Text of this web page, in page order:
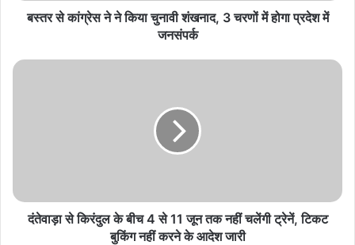
खेल देखने को मिलेगा
August 8, 2026
‘रामायणम्’ की भारत से पहले विदेशों में होगी रिलीज, जानें नमित
August 8, 2026
बस्तर से कांग्रेस ने ने किया चुनावी शंखनाद, 3 चरणों में होगा प्रदेश में
जनसंपर्क
दंतेवाड़ा से किरंदुल के बीच 4 से 11 जून तक नहीं चलेंगी ट्रेनें, टिकट
बुकिंग नहीं करने के आदेश जारी